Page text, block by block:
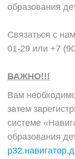
образования
Связаться с
01-29 или +7
ВАЖНО!!!
Вам
затем
системе
образования